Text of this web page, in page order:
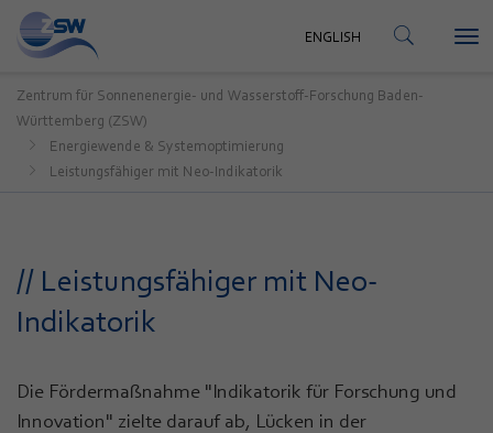
KONTAKT
ENGLISH
Zentrum für Sonnenenergie- und Wasserstoff-Forschung Baden-
Württemberg (ZSW)
Energiewende & Systemoptimierung
Leistungsfähiger mit Neo-Indikatorik
// Leistungsfähiger mit Neo-
Indikatorik
Die Fördermaßnahme "Indikatorik für Forschung und
Innovation" zielte darauf ab, Lücken in der